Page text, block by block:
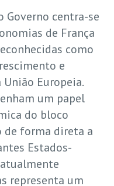
Governo centra-se
de França
como
e
Europeia.
um papel
do bloco
forma direta a
Estados-
representa um